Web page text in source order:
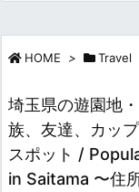
HOME > Travel
埼玉県の遊園地
族、友達、カッ
スポット /
in Saitama 〜住